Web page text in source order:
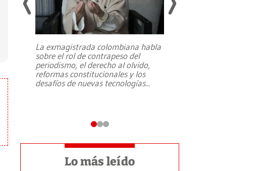
La exmagistrada colombiana habla
sobre el rol de contrapeso del
periodismo, el derecho al olvido,
reformas constitucionales y los
desafíos de nuevas tecnologías...
Lo más leído